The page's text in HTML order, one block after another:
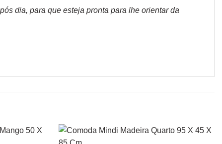
dia, para que esteja pronta para lhe orientar da